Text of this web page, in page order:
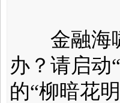
金融海啸
办？请启动
的“柳暗花